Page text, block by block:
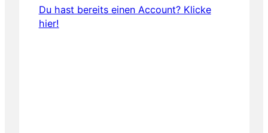
Du hast bereits einen Account? Klicke
hier!